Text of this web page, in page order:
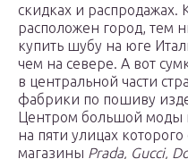
скидках и
расположен город, тем
купить шубу на юге
чем на севере. А вот
в центральной части
фабрики по пошиву
Центром большой моды
на пяти улицах
магазины Prada, Gucci,